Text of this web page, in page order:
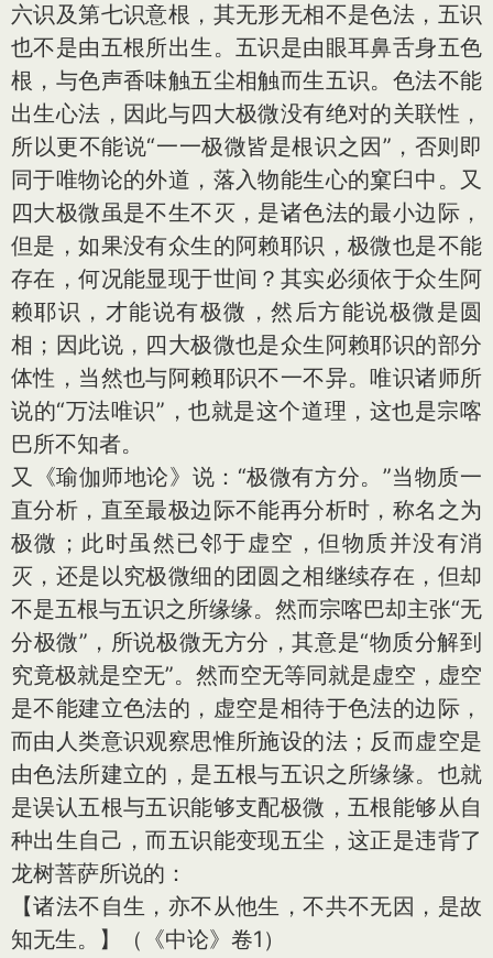
六识及第七识意根，其无形无相不是色法，五识
也不是由五根所出生。五识是由眼耳鼻舌身五色
根，与色声香味触五尘相触而生五识。色法不能
出生心法，因此与四大极微没有绝对的关联性，
所以更不能说“一一极微皆是根识之因”，否则即
同于唯物论的外道，落入物能生心的窠臼中。又
四大极微虽是不生不灭，是诸色法的最小边际，
但是，如果没有众生的阿赖耶识，极微也是不能
存在，何况能显现于世间？其实必须依于众生阿
赖耶识，才能说有极微，然后方能说极微是圆
相；因此说，四大极微也是众生阿赖耶识的部分
体性，当然也与阿赖耶识不一不异。唯识诸师所
说的“万法唯识”，也就是这个道理，这也是宗喀
巴所不知者。
又《瑜伽师地论》说：“极微有方分。”当物质一
直分析，直至最极边际不能再分析时，称名之为
极微；此时虽然已邻于虚空，但物质并没有消
灭，还是以究极微细的团圆之相继续存在，但却
不是五根与五识之所缘缘。然而宗喀巴却主张“无
分极微”，所说极微无方分，其意是“物质分解到
究竟极就是空无”。然而空无等同就是虚空，虚空
是不能建立色法的，虚空是相待于色法的边际，
而由人类意识观察思惟所施设的法；反而虚空是
由色法所建立的，是五根与五识之所缘缘。也就
是误认五根与五识能够支配极微，五根能够从自
种出生自己，而五识能变现五尘，这正是违背了
龙树菩萨所说的：
【诸法不自生，亦不从他生，不共不无因，是故
知无生。】（《中论》卷1）